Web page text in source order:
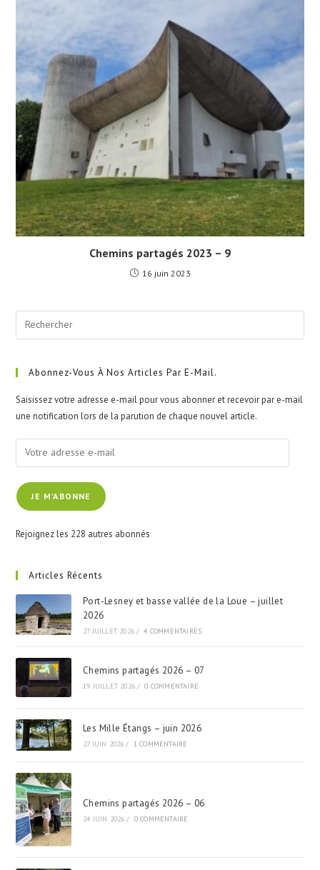
Chemins partagés 2023 – 9
16 juin 2023
Abonnez-Vous À Nos Articles Par E-Mail.
Saisissez votre adresse e-mail pour vous abonner et recevoir par e-mail
une notification lors de la parution de chaque nouvel article.
Votre
adresse
e-
mailJE M'ABONNE
Rejoignez les 228 autres abonnés
Articles Récents
Port-Lesney et basse vallée de la Loue – juillet
2026
27 JUILLET 2026 / 4 COMMENTAIRES
Chemins partagés 2026 – 07
19 JUILLET 2026 / 0 COMMENTAIRE
Les Mille Étangs – juin 2026
27 JUIN 2026 / 1 COMMENTAIRE
Chemins partagés 2026 – 06
24 JUIN 2026 / 0 COMMENTAIRE